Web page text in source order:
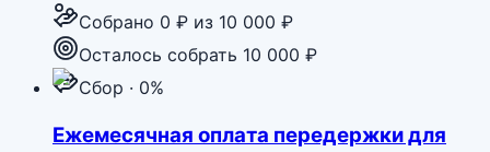
Собрано 0 ₽ из 10 000 ₽
Осталось собрать 10 000 ₽
Сбор · 0%
Ежемесячная оплата передержки для